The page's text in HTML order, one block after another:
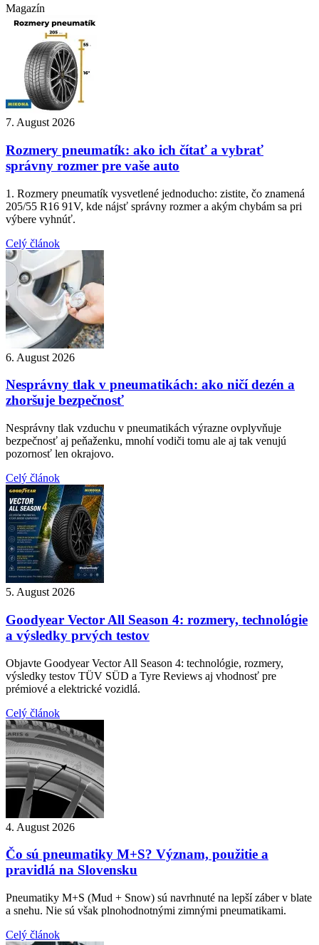
Magazín
7. August 2026
Rozmery pneumatík: ako ich čítať a vybrať
správny rozmer pre vaše auto
1. Rozmery pneumatík vysvetlené jednoducho: zistite, čo znamená
205/55 R16 91V, kde nájsť správny rozmer a akým chybám sa pri
výbere vyhnúť.
Celý článok
6. August 2026
Nesprávny tlak v pneumatikách: ako ničí dezén a
zhoršuje bezpečnosť
Nesprávny tlak vzduchu v pneumatikách výrazne ovplyvňuje
bezpečnosť aj peňaženku, mnohí vodiči tomu ale aj tak venujú
pozornosť len okrajovo.
Celý článok
5. August 2026
Goodyear Vector All Season 4: rozmery, technológie
a výsledky prvých testov
Objavte Goodyear Vector All Season 4: technológie, rozmery,
výsledky testov TÜV SÜD a Tyre Reviews aj vhodnosť pre
prémiové a elektrické vozidlá.
Celý článok
4. August 2026
Čo sú pneumatiky M+S? Význam, použitie a
pravidlá na Slovensku
Pneumatiky M+S (Mud + Snow) sú navrhnuté na lepší záber v blate
a snehu. Nie sú však plnohodnotnými zimnými pneumatikami.
Celý článok